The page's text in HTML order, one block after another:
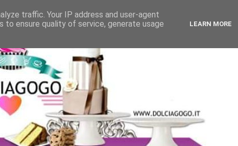
traffic. Your IP address and user-agent
to ensure quality of service, generate usage
LEARN MORE